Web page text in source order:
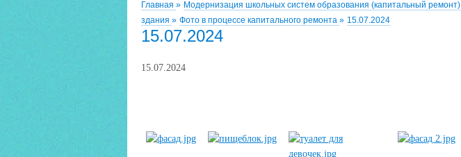
Главная » Модернизация школьных систем образования (капитальный ремонт)
здания » Фото в процессе капитального ремонта » 15.07.2024
15.07.2024
15.07.2024